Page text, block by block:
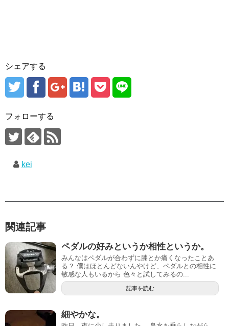
シェアする
フォローする
kei
関連記事
ペダルの好みというか相性というか。
みんなはペダルが合わずに膝とか痛くなったことあ
る？ 僕はほとんどないんやけど、ペダルとの相性に
敏感な人もいるから 色々と試してみるの...
記事を読む
細やかな。